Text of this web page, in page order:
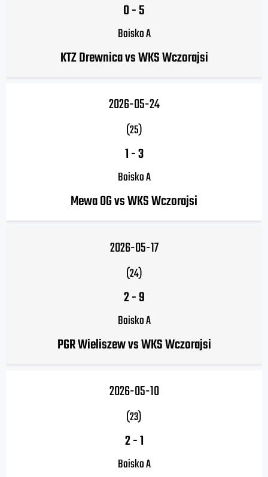
0-5
Boisko A
KTZ Drewnica vs WKS Wczorajsi
2026-05-24
(25)
1-3
Boisko A
Mewa OG vs WKS Wczorajsi
2026-05-17
(24)
2-9
Boisko A
PGR Wieliszew vs WKS Wczorajsi
2026-05-10
(23)
2-1
Boisko A